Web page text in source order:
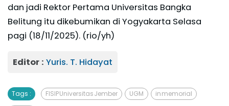
dan jadi Rektor Pertama Universitas Bangka
Belitung itu dikebumikan di Yogyakarta Selasa
pagi (18/11/2025). (rio/yh)
Editor : Yuris. T. Hidayat
Tags : FISIP Universitas Jember UGM in memorial